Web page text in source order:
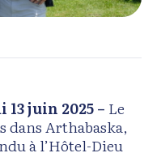
juin 2025 – Le
dans Arthabaska,
à l’Hôtel-Dieu